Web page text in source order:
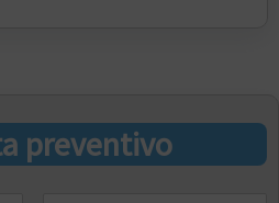
preventivo